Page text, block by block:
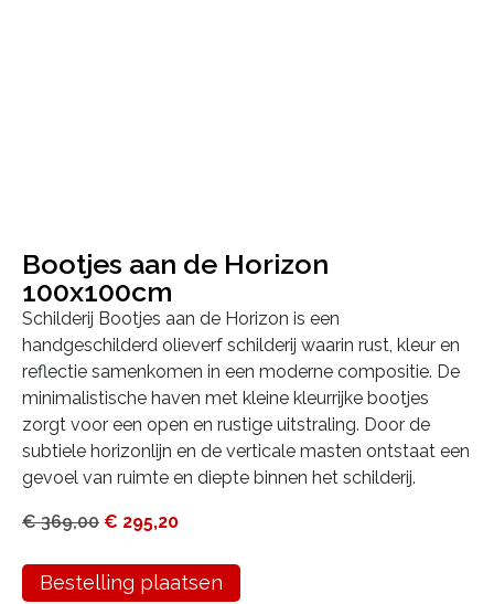
Bootjes aan de Horizon
100x100cm
Schilderij Bootjes aan de Horizon is een
handgeschilderd olieverf schilderij waarin rust, kleur en
reflectie samenkomen in een moderne compositie. De
minimalistische haven met kleine kleurrijke bootjes
zorgt voor een open en rustige uitstraling. Door de
subtiele horizonlijn en de verticale masten ontstaat een
gevoel van ruimte en diepte binnen het schilderij.
€369,00 € 295,20
Bestelling plaatsen